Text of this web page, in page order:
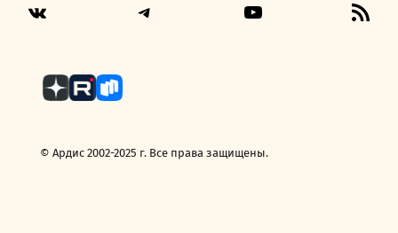
© Ардис 2002-2025 г. Все права защищены.